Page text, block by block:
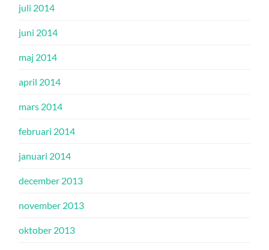
juli 2014
juni 2014
maj 2014
april 2014
mars 2014
februari 2014
januari 2014
december 2013
november 2013
oktober 2013